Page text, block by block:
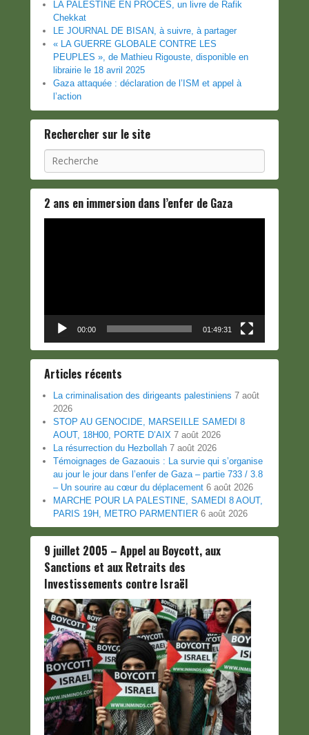
LA PALESTINE EN PROCES, un livre de Rafik
Chekkat
LE JOURNAL DE BISAN, à suivre, à partager
« LA GUERRE GLOBALE CONTRE LES
PEUPLES », de Mathieu Rigouste, disponible en
librairie le 18 avril 2025
Gaza attaquée : déclaration de l’ISM et appel à
l’action
Rechercher sur le site
Recherche
2 ans en immersion dans l’enfer de Gaza
00:00 01:49:31
Articles récents
La criminalisation des dirigeants palestiniens 7 août
2026
STOP AU GENOCIDE, MARSEILLE SAMEDI 8
AOUT, 18H00, PORTE D’AIX 7 août 2026
La résurrection du Hezbollah 7 août 2026
Témoignages de Gazaouis : La survie qui s’organise
au jour le jour dans l’enfer de Gaza – partie 733 / 3.8
– Un sourire au cœur du déplacement 6 août 2026
MARCHE POUR LA PALESTINE, SAMEDI 8 AOUT,
PARIS 19H, METRO PARMENTIER 6 août 2026
9 juillet 2005 – Appel au Boycott, aux
Sanctions et aux Retraits des
Investissements contre Israël